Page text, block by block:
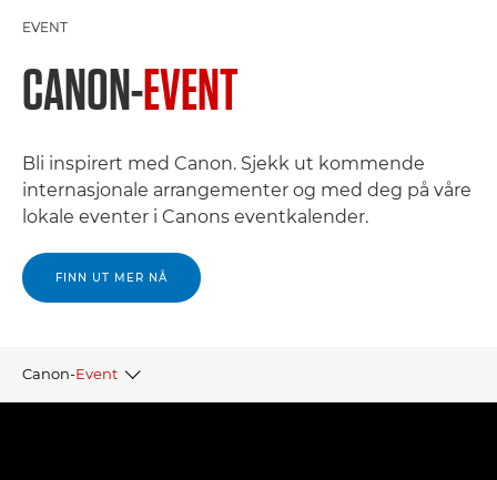
EVENT
CANON-EVENT
Bli inspirert med Canon. Sjekk ut kommende
internasjonale arrangementer og med deg på våre
lokale eventer i Canons eventkalender.
FINN UT MER NÅ
Canon-Event